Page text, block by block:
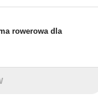
rowerowa dla